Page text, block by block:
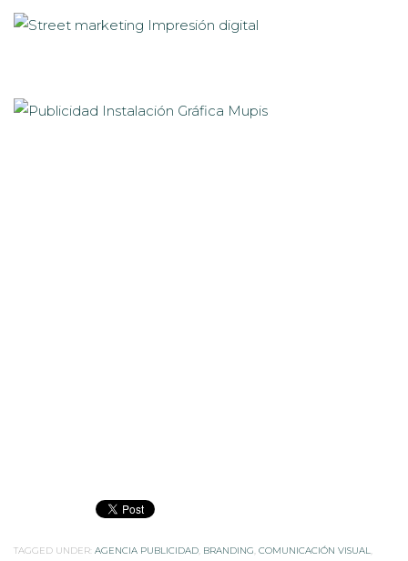
TAGGED UNDER: AGENCIA PUBLICIDAD BRANDING COMUNICACIÓN VISUAL